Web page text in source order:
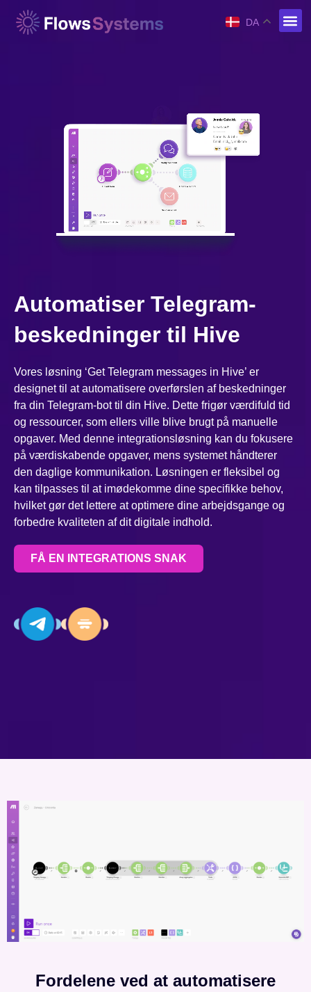
DA
Automatiser Telegram-
beskedninger til Hive
Vores løsning ‘Get Telegram messages in Hive’ er
designet til at automatisere overførslen af beskedninger
fra din Telegram-bot til din Hive. Dette frigør værdifuld tid
og ressourcer, som ellers ville blive brugt på manuelle
opgaver. Med denne integrationsløsning kan du fokusere
på værdiskabende opgaver, mens systemet håndterer
den daglige kommunikation. Løsningen er fleksibel og
kan tilpasses til at imødekomme dine specifikke behov,
hvilket gør det lettere at optimere dine arbejdsgange og
forbedre kvaliteten af dit digitale indhold.
FÅ EN INTEGRATIONS SNAK
Fordelene ved at automatisere